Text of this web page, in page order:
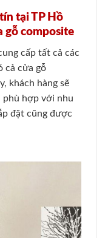
tại TP Hồ
gỗ composite
cấp tất cả các
cả cửa gỗ
khách hàng sẽ
hợp với nhu
đặt cũng được